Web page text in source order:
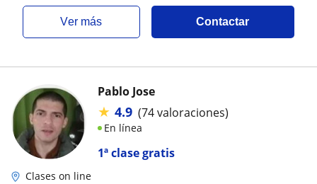
ver más Contactar
1ª clase gratis
Pablo Jose
★ 4.9 (74 valoraciones)
En línea
Clases on line